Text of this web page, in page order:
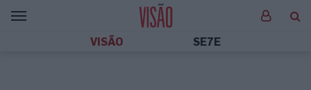
VISÃO SE7E